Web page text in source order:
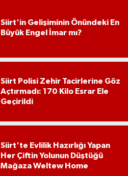
Siirt'in Gelişiminin Önündeki En
Büyük Engel İmar mı?
Siirt Polisi Zehir Tacirlerine Göz
Açtırmadı: 170 Kilo Esrar Ele
Geçirildi
Siirt'te Evlilik Hazırlığı Yapan
Her Çiftin Yolunun Düştüğü
Mağaza Weltew Home